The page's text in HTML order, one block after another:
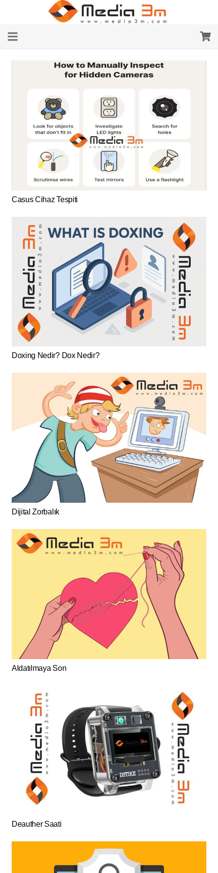
Casus Cihaz Tespiti
Doxing Nedir? Dox Nedir?
Dijital Zorbalık
Aldatılmaya Son
Deauther Saati